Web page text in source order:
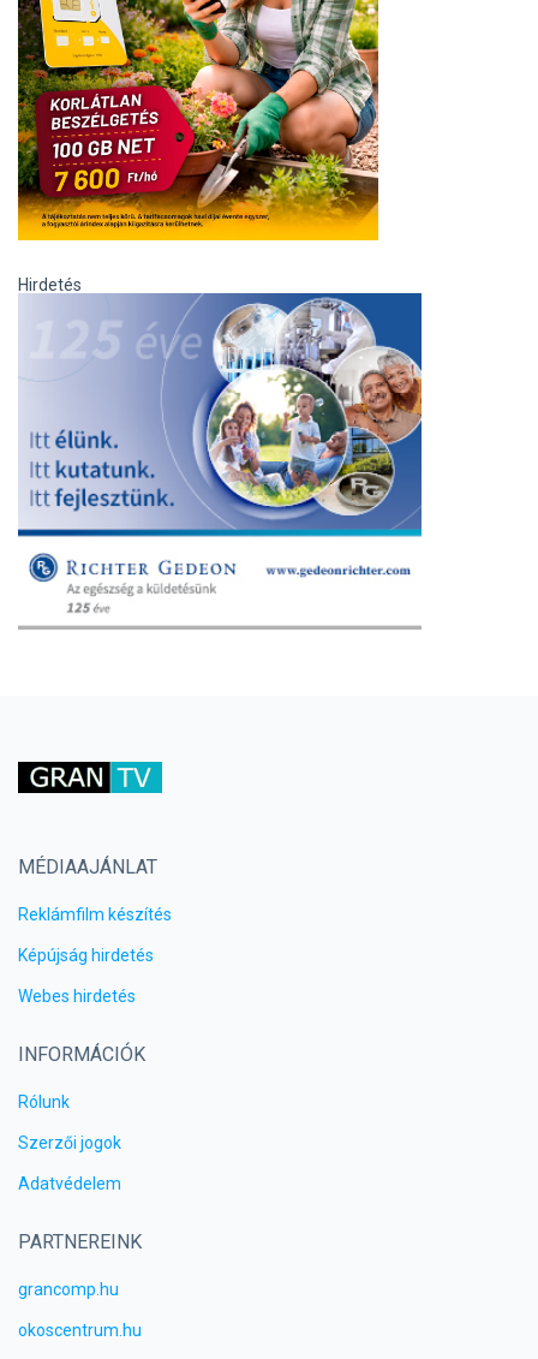
Hirdetés
MÉDIAAJÁNLAT
Reklámfilm készítés
Képújság hirdetés
Webes hirdetés
INFORMÁCIÓK
Rólunk
Szerzői jogok
Adatvédelem
PARTNEREINK
grancomp.hu
okoscentrum.hu